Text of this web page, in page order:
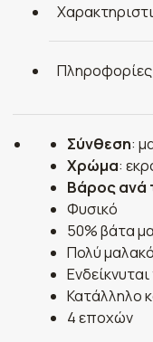
Πληροφορίες
Σύνθεση:
Χρώμα:
Βάρος ανά
Φυσικό
50% βάτα
Πολύ
Κατάλληλο
4 εποχών